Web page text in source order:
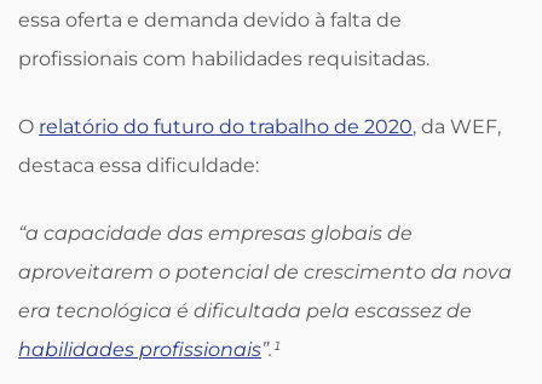
essa oferta e demanda devido à falta de
profissionais com habilidades requisitadas.
O relatório do futuro do trabalho de 2020, da WEF,
destaca essa dificuldade:
“a capacidade das empresas globais de
aproveitarem o potencial de crescimento da nova
era tecnológica é dificultada pela escassez de
habilidades profissionais”.¹